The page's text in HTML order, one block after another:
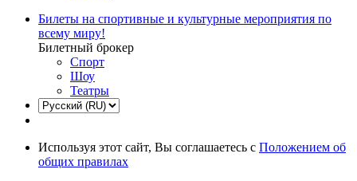
Билеты на спортивные и культурные мероприятия по
всему миру!
Билетный брокер
Спорт
Шоу
Театры
Используя этот сайт, Вы соглашаетесь с Положением об
общих правилах